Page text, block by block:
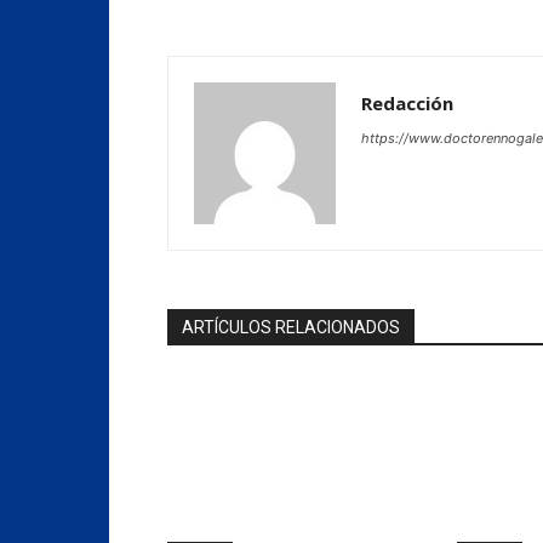
Redacción
https://
ARTÍCULOS RELACIONADOS